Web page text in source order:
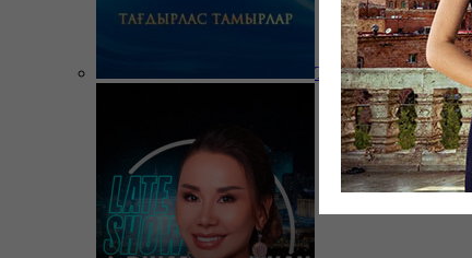
Тағдырлас тамырлар